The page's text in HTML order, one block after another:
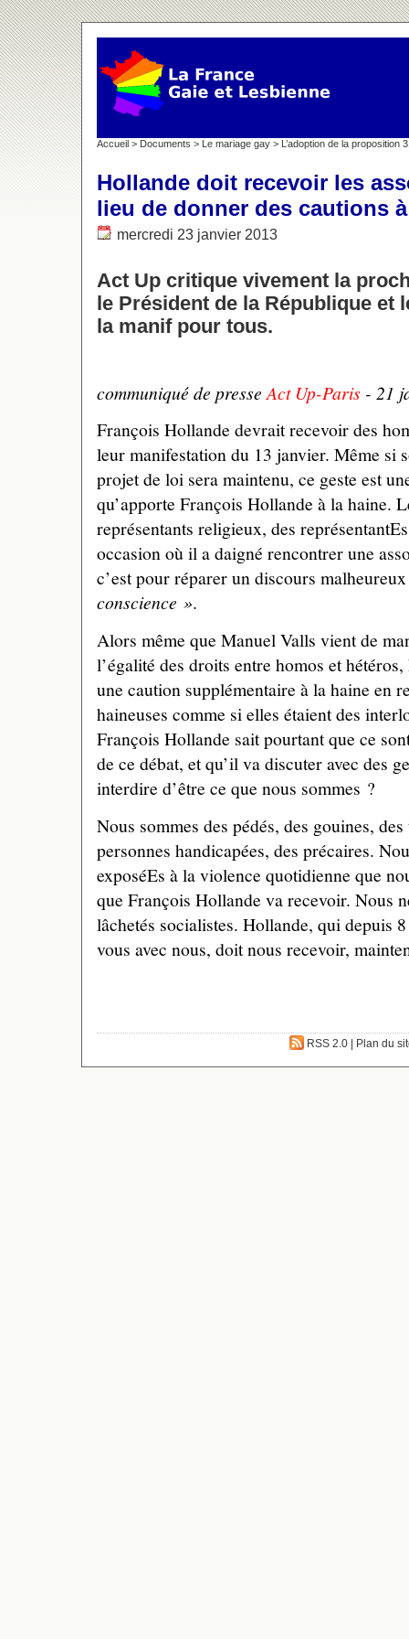
Accueil > Documents > Le mariage gay > L’adoption de la proposition
Hollande doit recevoir les
lieu de donner des cautions
mercredi 23 janvier 2013
Act Up critique vivement la
le Président de la République et
la manif pour tous.
communiqué de presse Act Up-Paris - 21
François Hollande devrait recevoir des
leur manifestation du 13 janvier. Même si
projet de loi sera maintenu, ce geste est
qu’apporte François Hollande à la haine.
représentants religieux, des
occasion où il a daigné rencontrer une
c’est pour réparer un discours
conscience ».
Alors même que Manuel Valls vient de
l’égalité des droits entre homos et
une caution supplémentaire à la haine en
haineuses comme si elles étaient des
François Hollande sait pourtant que ce
de ce débat, et qu’il va discuter avec des
interdire d’être ce que nous sommes ?
Nous sommes des pédés, des gouines,
personnes handicapées, des précaires.
exposéEs à la violence quotidienne que
que François Hollande va recevoir. Nous
lâchetés socialistes. Hollande, qui depuis
vous avec nous, doit nous recevoir,
RSS 2.0 Plan du